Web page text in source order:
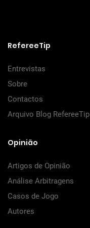
RefereeTip
Entrevistas
Sobre
Contactos
Arquivo Blog RefereeTip
Opinião
Artigos de Opinião
Análise Arbitragens
Casos de Jogo
Autores